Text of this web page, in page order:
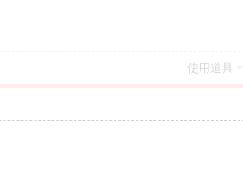
使用道具